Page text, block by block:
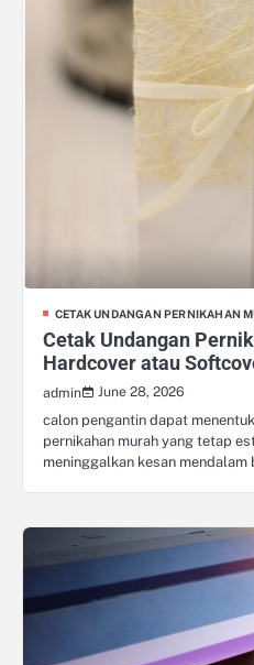
CETAK UNDANGAN PERNIKAHAN
Cetak Undangan
Hardcover atau
admin
June 28, 2026
calon pengantin dapat
pernikahan murah yang tetap
meninggalkan kesan mendalam